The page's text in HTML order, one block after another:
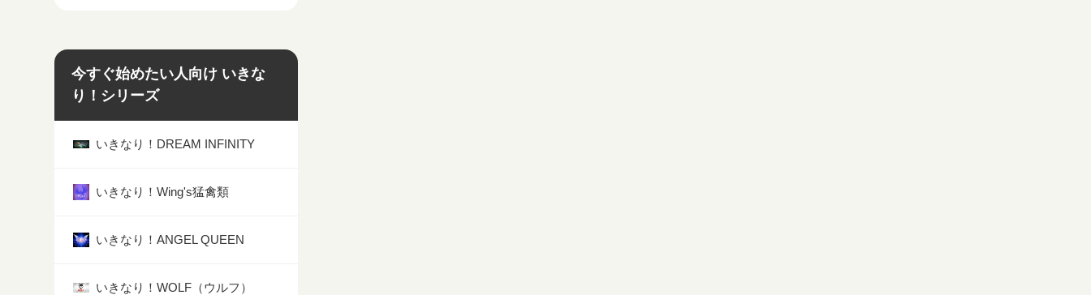
今すぐ始めたい人向け いきな
り！シリーズ
いきなり！DREAM INFINITY
いきなり！Wing's猛禽類
いきなり！ANGEL QUEEN
いきなり！WOLF（ウルフ）